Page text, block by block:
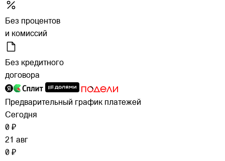
Без процентов
и комиссий
Без кредитного
договора
Предварительный график платежей
Сегодня
0 ₽
21 авг
0 ₽